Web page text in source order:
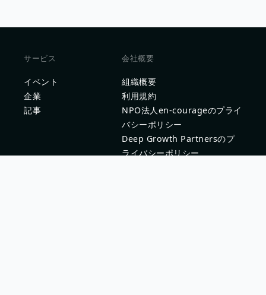
サービス
イベント
企業
記事
会社概要
組織概要
利用規約
NPO法人en-courageのプライ
バシーポリシー
Deep Growth Partnersのプ
ライバシーポリシー